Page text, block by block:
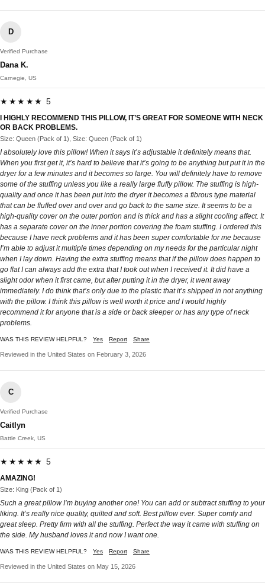
D
Verified Purchase
Dana K.
Carnegie, US
★★★★★ 5
I HIGHLY RECOMMEND THIS PILLOW, IT’S GREAT FOR SOMEONE WITH NECK
OR BACK PROBLEMS.
Size: Queen (Pack of 1), Size: Queen (Pack of 1)
I absolutely love this pillow! When it says it’s adjustable it definitely means that.
When you first get it, it’s hard to believe that it’s going to be anything but put it in the
dryer for a few minutes and it becomes so large. You will definitely have to remove
some of the stuffing unless you like a really large fluffy pillow. The stuffing is high-
quality and once it has been put into the dryer it becomes a fibrous type material
that can be fluffed over and over and go back to the same size. It seems to be a
high-quality cover on the outer portion and is thick and has a slight cooling affect. It
has a separate cover on the inner portion covering the foam stuffing. I ordered this
because I have neck problems and it has been super comfortable for me because
I’m able to adjust it multiple times depending on my needs for the particular night
when I lay down. Having the extra stuffing means that if the pillow does happen to
go flat I can always add the extra that I took out when I received it. It did have a
slight odor when it first came, but after putting it in the dryer, it went away
immediately. I do think that’s only due to the plastic that it’s shipped in not anything
with the pillow. I think this pillow is well worth it price and I would highly
recommend it for anyone that is a side or back sleeper or has any type of neck
problems.
WAS THIS REVIEW HELPFUL? Yes Report Share
Reviewed in the United States on February 3, 2026
C
Verified Purchase
Caitlyn
Battle Creek, US
★★★★★ 5
AMAZING!
Size: King (Pack of 1)
Such a great pillow I’m buying another one! You can add or subtract stuffing to your
liking. It’s really nice quality, quilted and soft. Best pillow ever. Super comfy and
great sleep. Pretty firm with all the stuffing. Perfect the way it came with stuffing on
the side. My husband loves it and now I want one.
WAS THIS REVIEW HELPFUL? Yes Report Share
Reviewed in the United States on May 15, 2026